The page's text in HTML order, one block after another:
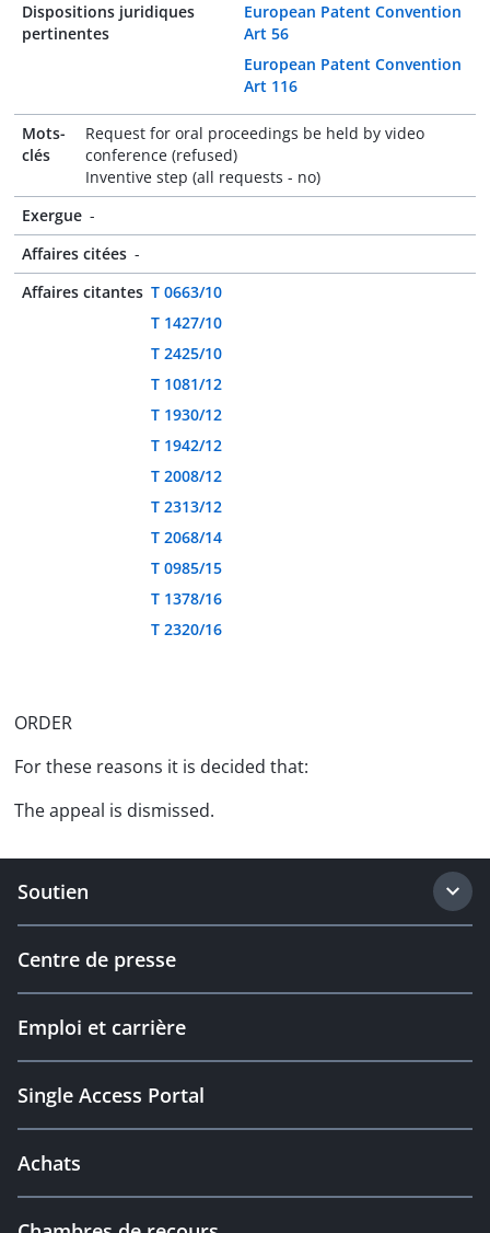
Dispositions juridiques
pertinentes
European Patent Convention
Art 56
European Patent Convention
Art 116
Mots-
clés
Request for oral proceedings be held by video
conference (refused)
Inventive step (all requests - no)
Exergue -
Affaires citées -
Affaires citantes T 0663/10
T 1427/10
T 2425/10
T 1081/12
T 1930/12
T 1942/12
T 2008/12
T 2313/12
T 2068/14
T 0985/15
T 1378/16
T 2320/16
ORDER
For these reasons it is decided that:
The appeal is dismissed.
Soutien
Centre de presse
Emploi et carrière
Single Access Portal
Achats